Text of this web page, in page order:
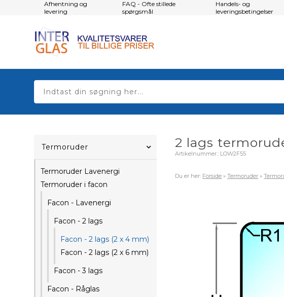
Afhentning og
levering
FAQ - Ofte stillede
spørgsmål
Handels- og
leveringsbetingelser
Termoruder
Termoruder Lavenergi
Termoruder i facon
Facon - Lavenergi
Facon - 2 lags
Facon - 2 lags (2 x 4 mm)
Facon - 2 lags (2 x 6 mm)
Facon - 3 lags
Facon - Råglas
2 lags
Artikelnummer.: LOW2F55
Du er her: Forside »Termoruder »